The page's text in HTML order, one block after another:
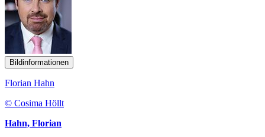
Bildinformationen
Florian Hahn
© Cosima Höllt
Hahn, Florian